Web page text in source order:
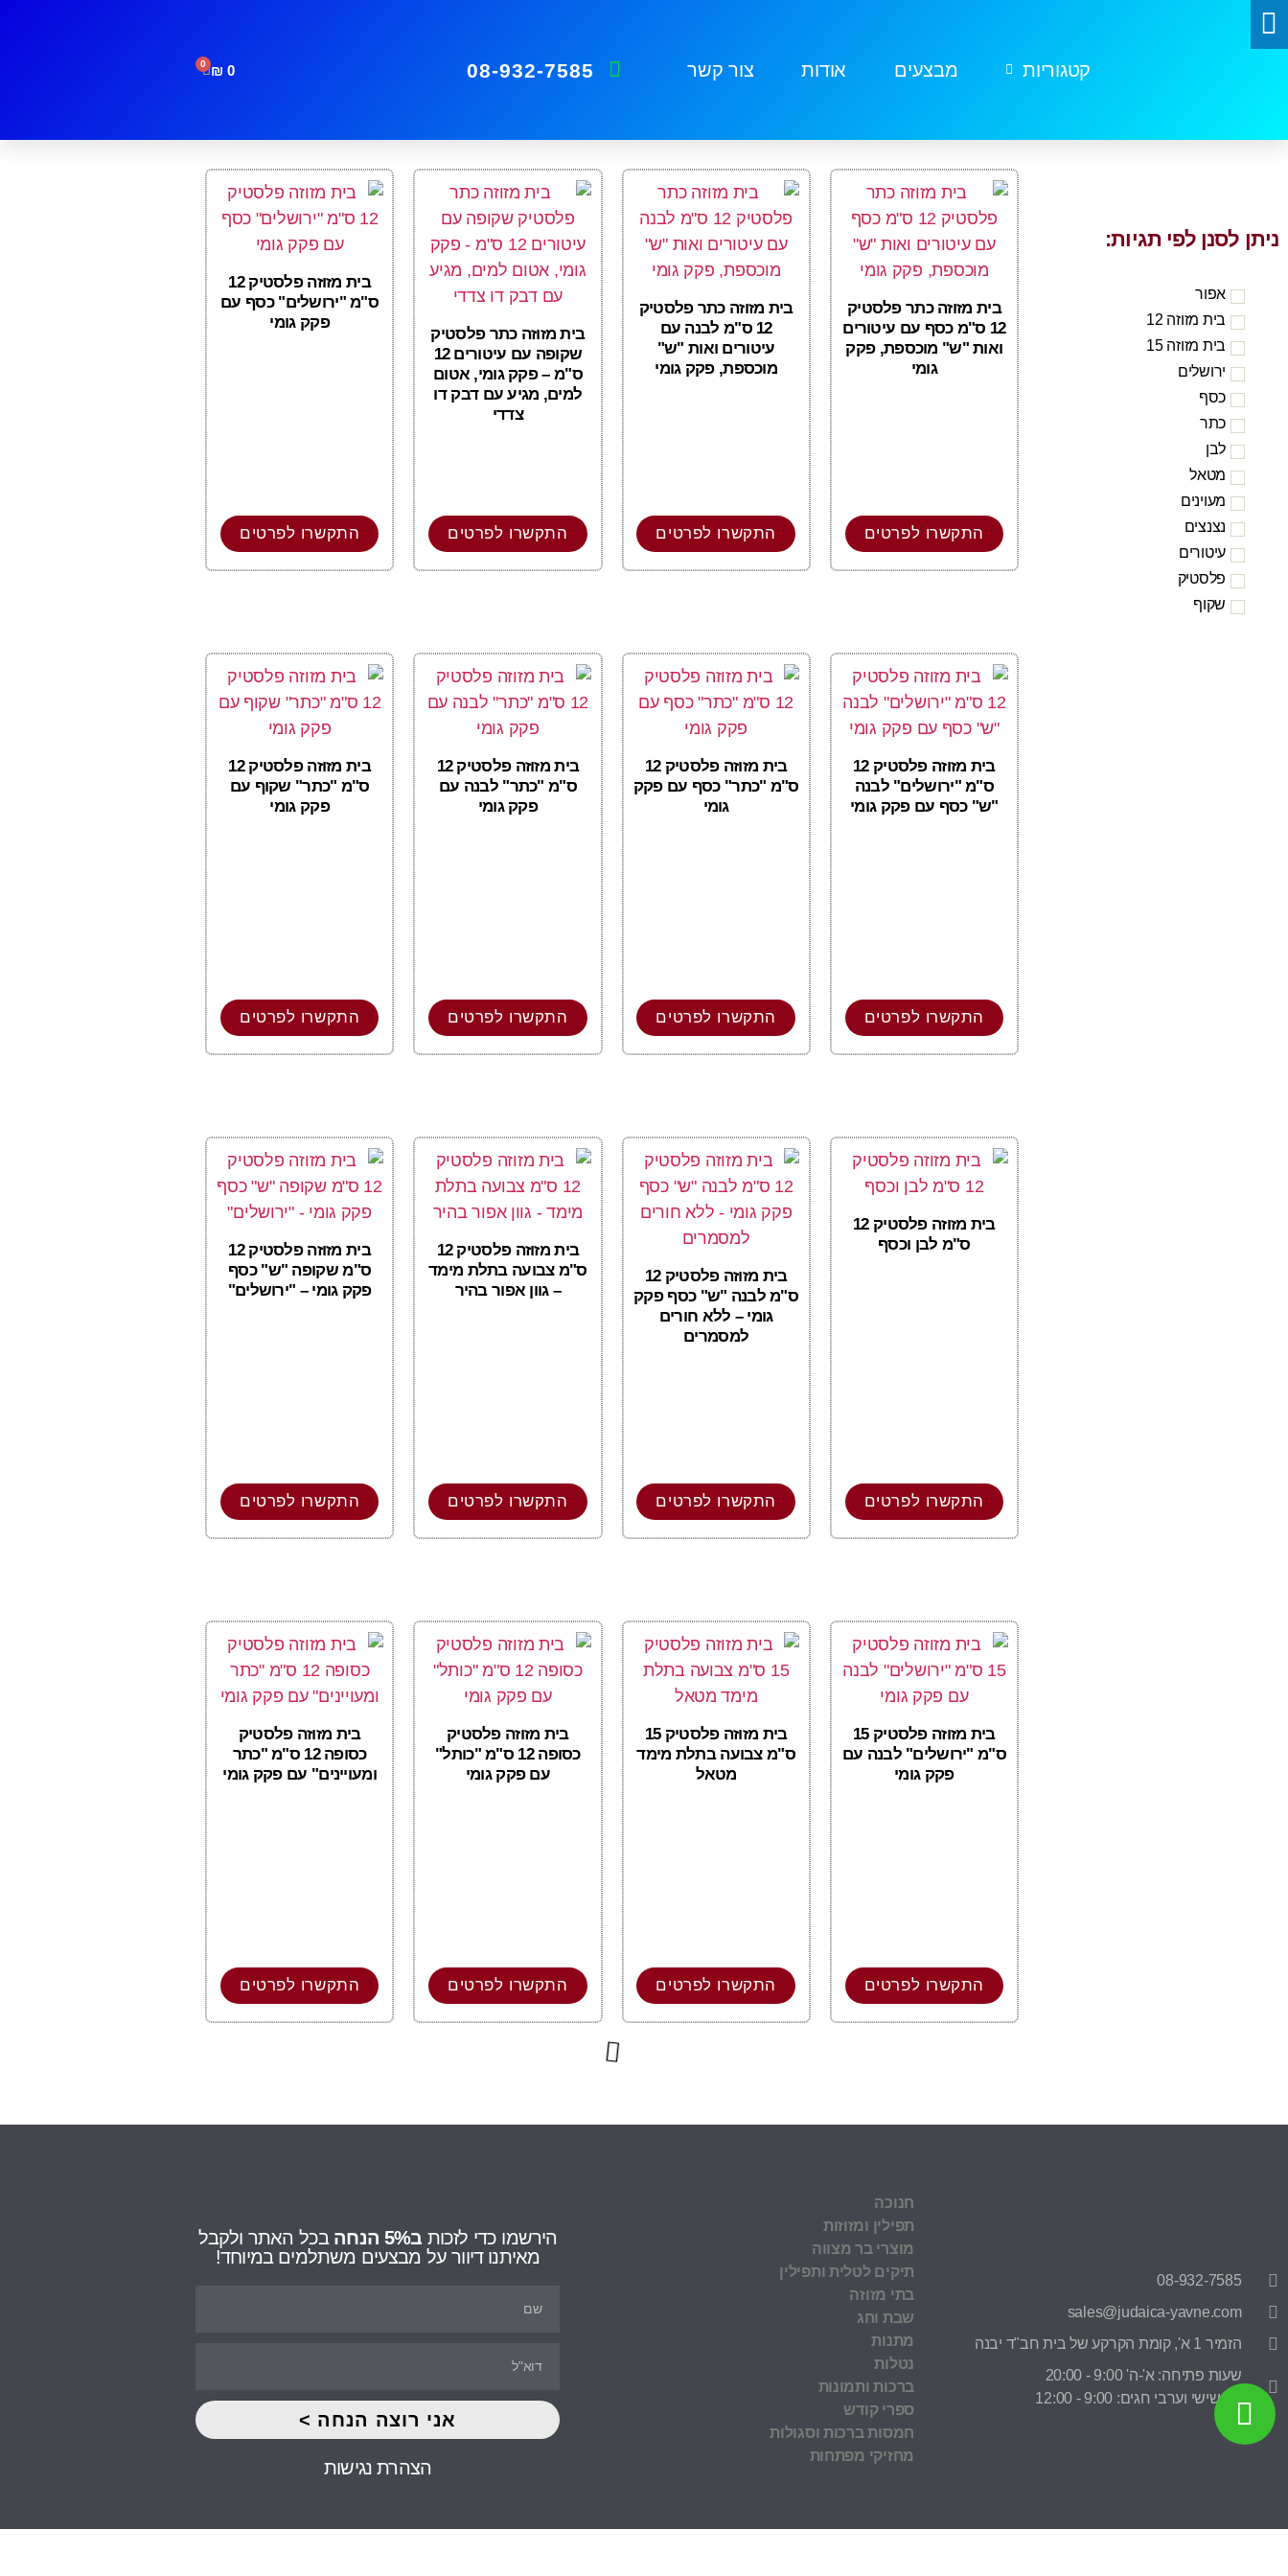
קטגוריות מבצעים אודות צור קשר 08-932-7585
0
₪
0
ניתן לסנן לפי תגיות:
אפור
בית מזוזה 12
בית מזוזה 15
ירושלים
כסף
כתר
לבן
מטאל
מעוינים
נצנצים
עיטורים
פלסטיק
שקוף
בית מזוזה כתר פלסטיק
12 ס"מ כסף עם עיטורים
ואות "ש" מוכספת, פקק
גומי
התקשרו לפרטים
בית מזוזה כתר פלסטיק
12 ס"מ לבנה עם
עיטורים ואות "ש"
מוכספת, פקק גומי
התקשרו לפרטים
בית מזוזה כתר פלסטיק
שקופה עם עיטורים 12
ס"מ – פקק גומי, אטום
למים, מגיע עם דבק דו
צדדי
התקשרו לפרטים
בית מזוזה פלסטיק 12
ס"מ "ירושלים" כסף עם
פקק גומי
התקשרו לפרטים
בית מזוזה פלסטיק 12
ס"מ "ירושלים" לבנה
"ש" כסף עם פקק גומי
התקשרו לפרטים
בית מזוזה פלסטיק 12
ס"מ "כתר" כסף עם פקק
גומי
התקשרו לפרטים
בית מזוזה פלסטיק 12
ס"מ "כתר" לבנה עם
פקק גומי
התקשרו לפרטים
בית מזוזה פלסטיק 12
ס"מ "כתר" שקוף עם
פקק גומי
התקשרו לפרטים
בית מזוזה פלסטיק 12
ס"מ לבן וכסף
התקשרו לפרטים
בית מזוזה פלסטיק 12
ס"מ לבנה "ש" כסף פקק
גומי – ללא חורים
למסמרים
התקשרו לפרטים
בית מזוזה פלסטיק 12
ס"מ צבועה בתלת מימד
– גוון אפור בהיר
התקשרו לפרטים
בית מזוזה פלסטיק 12
ס"מ שקופה "ש" כסף
פקק גומי – "ירושלים"
התקשרו לפרטים
בית מזוזה פלסטיק 15
ס"מ "ירושלים" לבנה עם
פקק גומי
התקשרו לפרטים
בית מזוזה פלסטיק 15
ס"מ צבועה בתלת מימד
מטאל
התקשרו לפרטים
בית מזוזה פלסטיק
כסופה 12 ס"מ "כותל"
עם פקק גומי
התקשרו לפרטים
בית מזוזה פלסטיק
כסופה 12 ס"מ "כתר
ומעויינים" עם פקק גומי
התקשרו לפרטים
08-932-7585
sales@judaica-yavne.com
הזמיר 1 א', קומת הקרקע של בית חב"ד יבנה
שעות פתיחה: א'-ה' 9:00 - 20:00
ימי שישי וערבי חגים: 9:00 - 12:00
חנוכה
תפילין ומזוזות
מוצרי בר מצווה
תיקים לטלית ותפילין
בתי מזוזה
שבת וחג
מתנות
נטלות
ברכות ותמונות
ספרי קודש
חמסות ברכות וסגולות
מחזיקי מפתחות
הירשמו כדי לזכות ב5% הנחה
בכל האתר ולקבל
מאיתנו דיוור על מבצעים משתלמים במיוחד!
אני רוצה הנחה >
הצהרת נגישות